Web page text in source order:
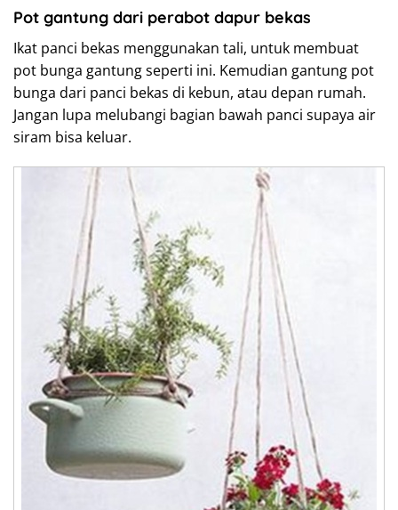
Pot gantung dari perabot dapur bekas
Ikat panci bekas menggunakan tali, untuk membuat
pot bunga gantung seperti ini. Kemudian gantung pot
bunga dari panci bekas di kebun, atau depan rumah.
Jangan lupa melubangi bagian bawah panci supaya air
siram bisa keluar.